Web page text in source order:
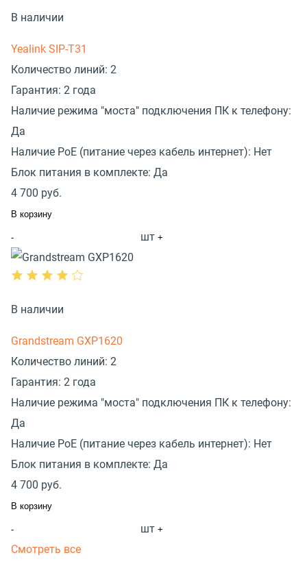
В наличии
Yealink SIP-T31
Количество линий: 2
Гарантия: 2 года
Наличие режима "моста" подключения ПК к телефону:
Да
Наличие PoE (питание через кабель интернет): Нет
Блок питания в комплекте: Да
4 700 руб.
В корзину
- шт +
В наличии
Grandstream GXP1620
Количество линий: 2
Гарантия: 2 года
Наличие режима "моста" подключения ПК к телефону:
Да
Наличие PoE (питание через кабель интернет): Нет
Блок питания в комплекте: Да
4 700 руб.
В корзину
- шт +
Смотреть все